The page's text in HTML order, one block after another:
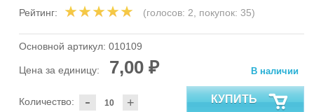
Рейтинг: (голосов: 2, покупок: 35)
Основной артикул: 010109
Цена за единицу: 7,00 ₽
- +
Количество:
В наличии
КУПИТЬ